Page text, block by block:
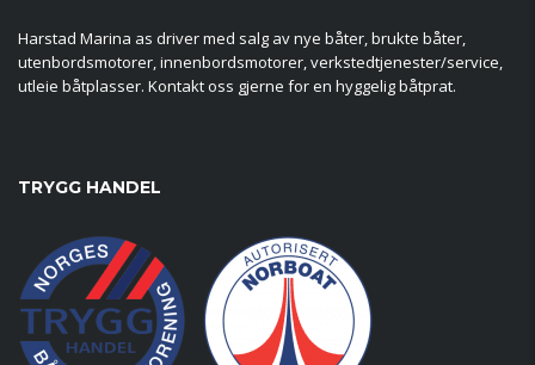
Harstad Marina as driver med salg av nye båter, brukte båter,
utenbordsmotorer, innenbordsmotorer, verkstedtjenester/service,
utleie båtplasser. Kontakt oss gjerne for en hyggelig båtprat.
TRYGG HANDEL